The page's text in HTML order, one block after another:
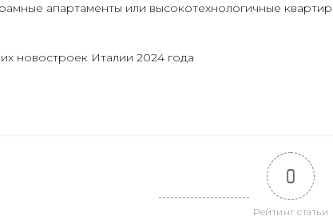
апартаменты или высокотехнологичные
новостроек Италии 2024 года
0
Рейтинг статьи